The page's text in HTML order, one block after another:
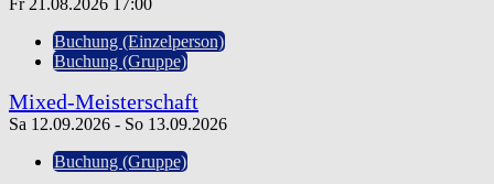
Fr 21.08.2026 17:00
Buchung (Einzelperson)
Buchung (Gruppe)
Mixed-Meisterschaft
Sa 12.09.2026 - So 13.09.2026
Buchung (Gruppe)